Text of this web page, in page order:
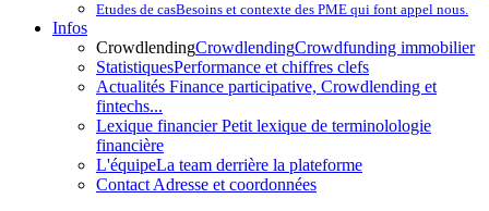
Etudes de casBesoins et contexte des PME qui font appel nous.
Infos
CrowdlendingCrowdlendingCrowdfunding immobilier
StatistiquesPerformance et chiffres clefs
Actualités Finance participative, Crowdlending et
fintechs...
Lexique financierPetit lexique de terminolologie
financière
L'équipeLa team derrière la plateforme
Contact Adresse et coordonnées